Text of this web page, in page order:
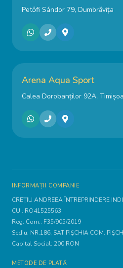
Petőfi Sándor 79, Dumbrăvița
Arena Aqua Sport
Calea Dorobanților 92A,
INFORMAȚII COMPANIE
CREȚIU ANDREEA ÎNTREPRINDERE
CUI: RO41525563
Reg. Com.: F35/905/2019
Sediu: NR.186, SAT PIŞCHIA COM.
Capital Social: 200 RON
METODE DE PLATĂ